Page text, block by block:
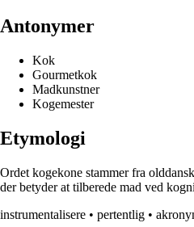
Antonymer
Kok
Gourmetkok
Madkunstner
Kogemester
Etymologi
Ordet kogekone stammer fra
der betyder at tilberede mad ved
instrumentalisere • pertentlig •